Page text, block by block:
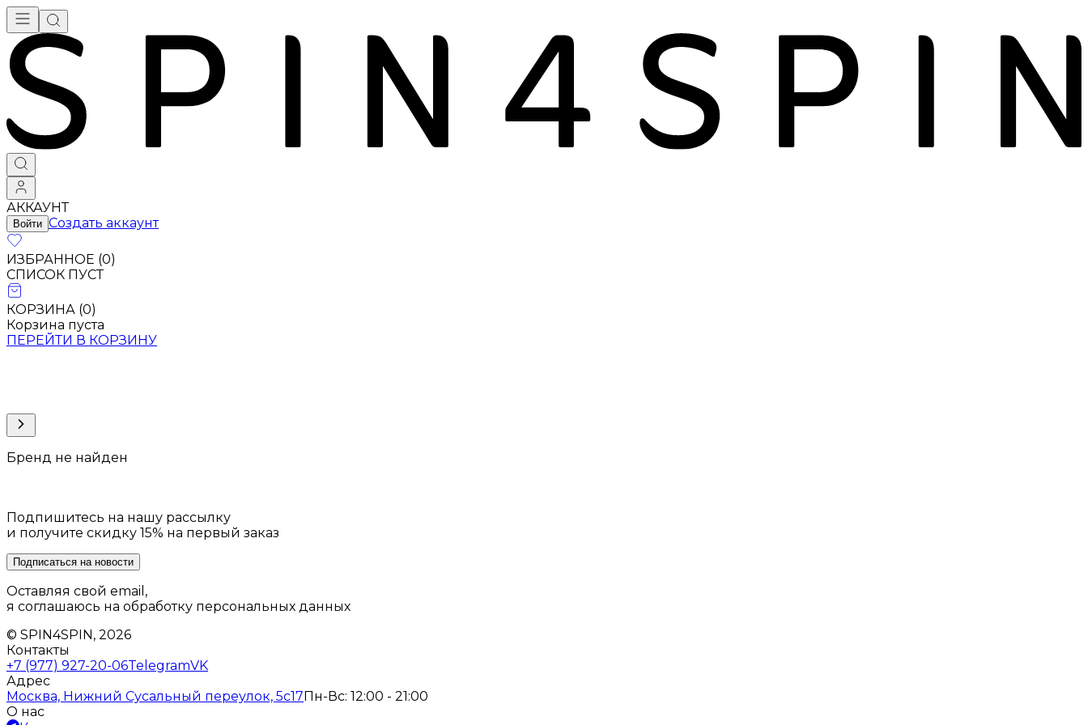
АККАУНТ
Войти Создать аккаунт
ИЗБРАННОЕ (0)
СПИСОК ПУСТ
КОРЗИНА (0)
Корзина пуста
ПЕРЕЙТИ В КОРЗИНУ
Бренд не найден
Подпишитесь на нашу рассылку
и получите скидку 15% на первый заказ
Подписаться на новости
Оставляя свой email,
я соглашаюсь на обработку персональных данных
© SPIN4SPIN, 2026
Контакты
+7 (977) 927-20-06TelegramVK
Адрес
Москва, Нижний Сусальный переулок, 5с17 Пн-Вс: 12:00 - 21:00
О нас
Брендовая одежда - купить в Москве